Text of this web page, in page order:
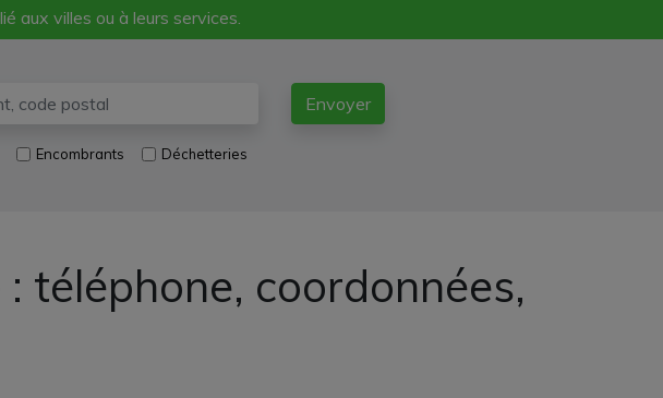
aux villes ou à leurs services.
Envoyer
Encombrants Déchetteries
téléphone, coordonnées,